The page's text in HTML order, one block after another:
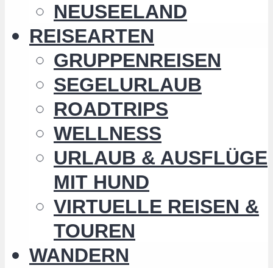
NEUSEELAND
REISEARTEN
GRUPPENREISEN
SEGELURLAUB
ROADTRIPS
WELLNESS
URLAUB & AUSFLÜGE
MIT HUND
VIRTUELLE REISEN &
TOUREN
WANDERN